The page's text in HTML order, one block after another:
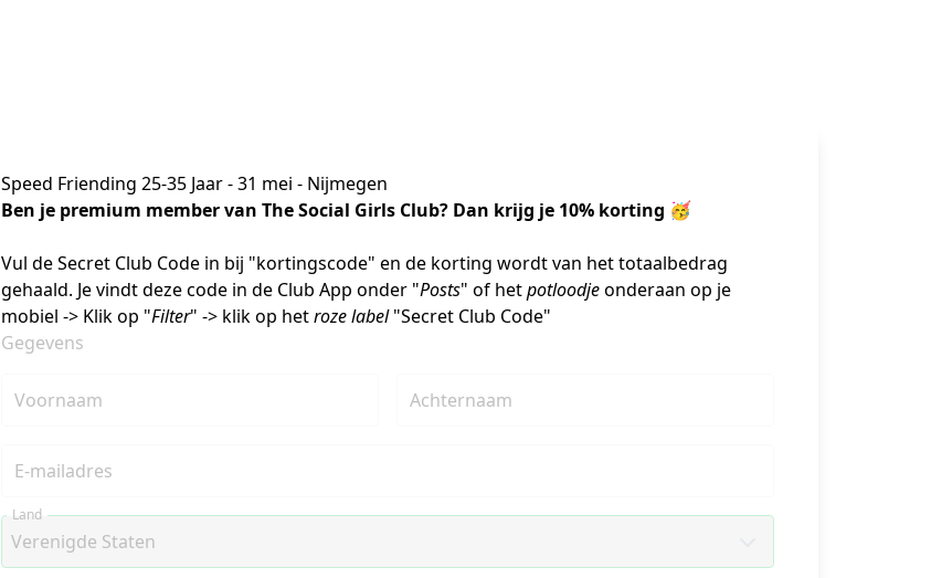
Speed Friending 25-35 Jaar - 31 mei - Nijmegen
Ben je premium member van The Social Girls Club? Dan krijg je 10% korting 🥳
Vul de Secret Club Code in bij "kortingscode" en de korting wordt van het totaalbedrag
gehaald. Je vindt deze code in de Club App onder "Posts" of het potloodje onderaan op je
mobiel -> Klik op "Filter" -> klik op het roze label "Secret Club Code"
Gegevens
Voornaam Achternaam
E-mailadres
Land